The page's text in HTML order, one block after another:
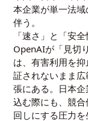
本企業が単一法
伴う。
「速さ」と「安
OpenAIが「見切
は、有害利用を
証されないまま
張にある。日本
込む際にも、競
回しにする圧力